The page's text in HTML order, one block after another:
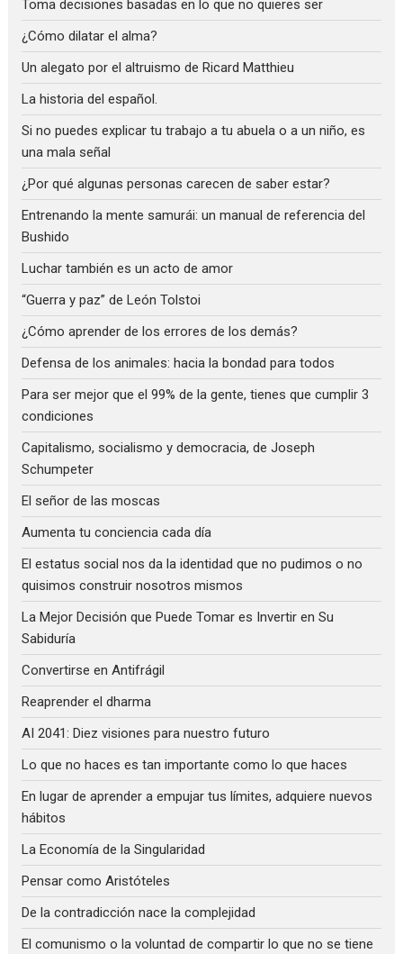
Toma decisiones basadas en lo que no quieres ser
¿Cómo dilatar el alma?
Un alegato por el altruismo de Ricard Matthieu
La historia del español.
Si no puedes explicar tu trabajo a tu abuela o a un niño, es
una mala señal
¿Por qué algunas personas carecen de saber estar?
Entrenando la mente samurái: un manual de referencia del
Bushido
Luchar también es un acto de amor
“Guerra y paz” de León Tolstoi
¿Cómo aprender de los errores de los demás?
Defensa de los animales: hacia la bondad para todos
Para ser mejor que el 99% de la gente, tienes que cumplir 3
condiciones
Capitalismo, socialismo y democracia, de Joseph
Schumpeter
El señor de las moscas
Aumenta tu conciencia cada día
El estatus social nos da la identidad que no pudimos o no
quisimos construir nosotros mismos
La Mejor Decisión que Puede Tomar es Invertir en Su
Sabiduría
Convertirse en Antifrágil
Reaprender el dharma
AI 2041: Diez visiones para nuestro futuro
Lo que no haces es tan importante como lo que haces
En lugar de aprender a empujar tus límites, adquiere nuevos
hábitos
La Economía de la Singularidad
Pensar como Aristóteles
De la contradicción nace la complejidad
El comunismo o la voluntad de compartir lo que no se tiene